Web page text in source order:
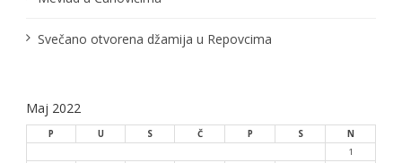
Svečano otvorena džamija u Repovcima
Maj 2022
P U S Č P S
N
1